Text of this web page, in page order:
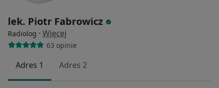
lek. Piotr Fabrowicz
Radiolog · Więcej
63 opinie
Adres 1 Adres 2